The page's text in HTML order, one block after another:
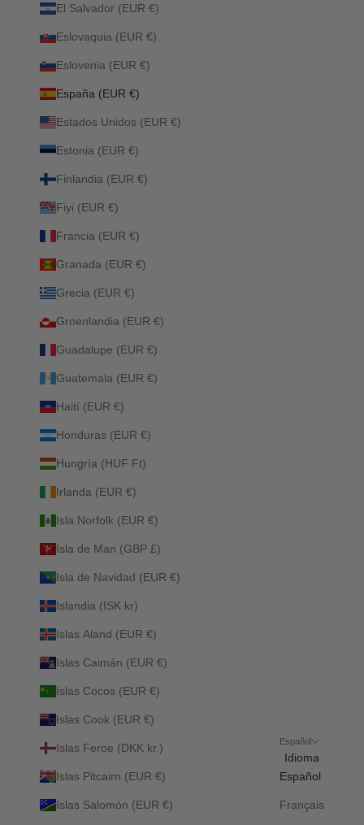
El Salvador (EUR €)
Eslovaquia (EUR €)
Eslovenia (EUR €)
España (EUR €)
Estados Unidos (EUR €)
Estonia (EUR €)
Finlandia (EUR €)
Fiyi (EUR €)
Francia (EUR €)
Granada (EUR €)
Grecia (EUR €)
Groenlandia (EUR €)
Guadalupe (EUR €)
Guatemala (EUR €)
Haití (EUR €)
Honduras (EUR €)
Hungría (HUF Ft)
Irlanda (EUR €)
Isla Norfolk (EUR €)
Isla de Man (GBP £)
Isla de Navidad (EUR €)
Islandia (ISK kr)
Islas Aland (EUR €)
Islas Caimán (EUR €)
Islas Cocos (EUR €)
Islas Cook (EUR €)
Islas Feroe (DKK kr.)
Islas Pitcairn (EUR €)
Islas Salomón (EUR €)
Español
Idioma
Español
Français